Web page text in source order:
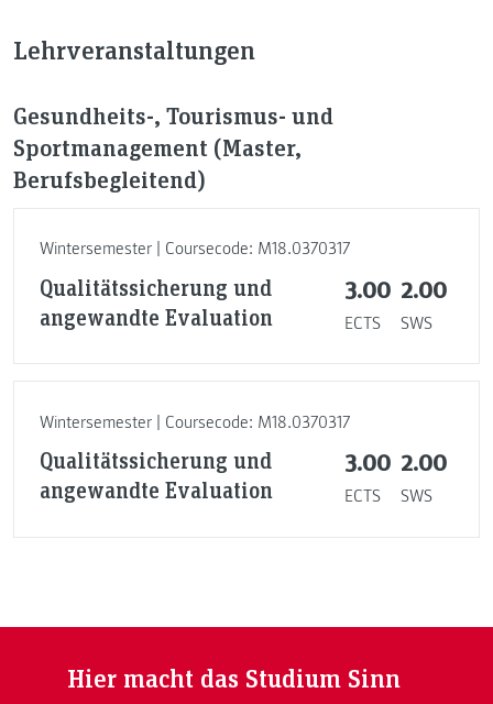
Lehrveranstaltungen
Gesundheits-, Tourismus- und
Sportmanagement (Master,
Berufsbegleitend)
Wintersemester | Coursecode: M18.0370317
Qualitätssicherung und
angewandte Evaluation
3.00
ECTS
2.00
SWS
Wintersemester | Coursecode: M18.0370317
Qualitätssicherung und
angewandte Evaluation
3.00
ECTS
2.00
SWS
Hier macht das Studium Sinn